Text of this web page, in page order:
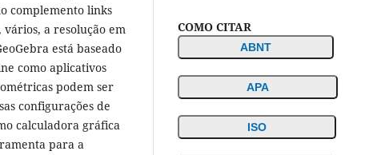
complemento links
a resolução em
está baseado
como aplicativos
podem ser
configurações de
calculadora gráfica
para a
COMO CITAR
ABNT
APA
ISO